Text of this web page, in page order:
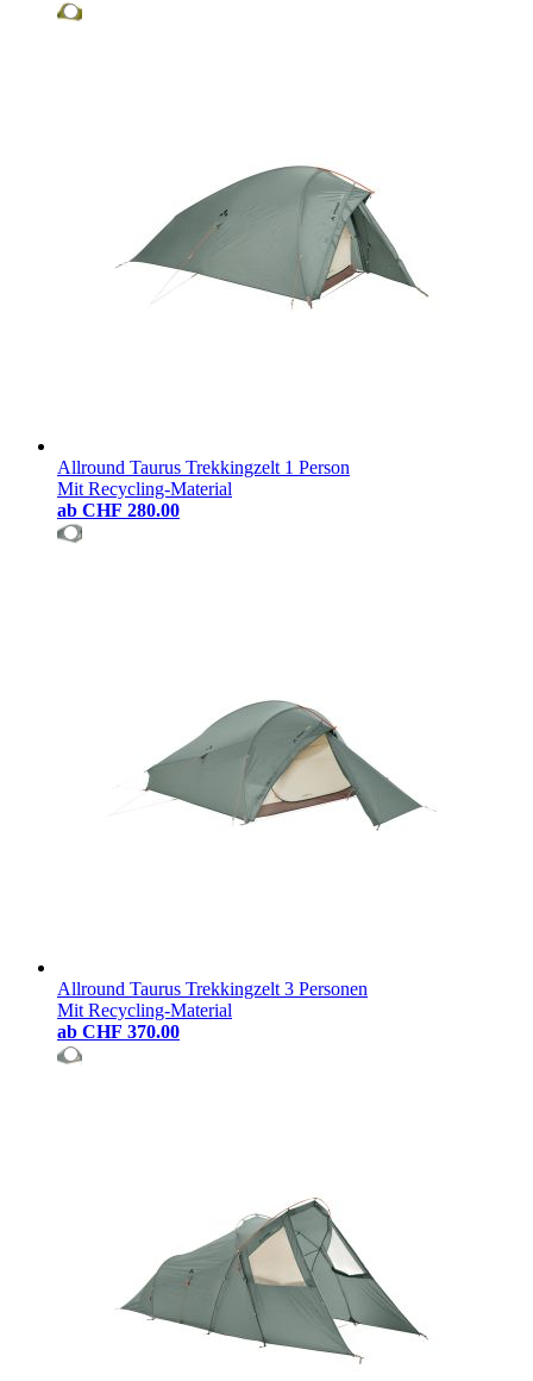
Allround Taurus Trekkingzelt 1 Person
Mit Recycling-Material
ab CHF 280.00
Allround Taurus Trekkingzelt 3 Personen
Mit Recycling-Material
ab CHF 370.00